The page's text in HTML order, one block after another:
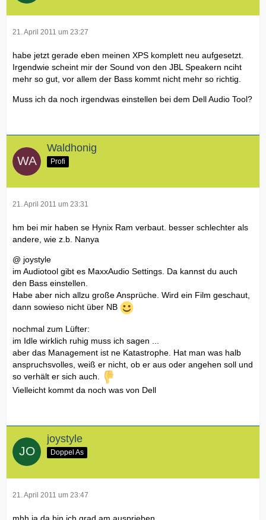
21. April 2011 um 23:27
habe jetzt gerade eben meinen XPS komplett neu aufgesetzt.
Irgendwie scheint mir der Sound von den JBL Speakern nciht
mehr so gut, vor allem der Bass kommt nicht mehr so richtig.
Muss ich da noch irgendwas einstellen bei dem Dell Audio Tool?
Waldhonig
Profi
21. April 2011 um 23:31
hm bei mir haben se Hynix Ram verbaut. besser schlechter als
andere, wie z.b. Nanya
@ joystyle
im Audiotool gibt es MaxxAudio Settings. Da kannst du auch
den Bass einstellen.
Habe aber nich allzu große Ansprüche. Wird ein Film geschaut,
dann sowieso nicht über NB
nochmal zum Lüfter:
im Idle wirklich ruhig muss ich sagen ...
aber das Management ist ne Katastrophe. Hat man was halb
anspruchsvolles, weiß er nicht, ob er aus oder angehen soll und
so verhält er sich auch.
Vielleicht kommt da noch was von Dell
joystyle
Doppel As
21. April 2011 um 23:47
mhh ja da bin ich grad am ausprieben.